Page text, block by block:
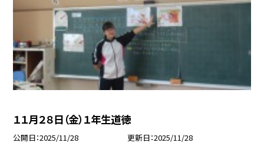
１１月２８日（金）１年生道徳
公開日 2025/11/28 更新日 2025/11/28